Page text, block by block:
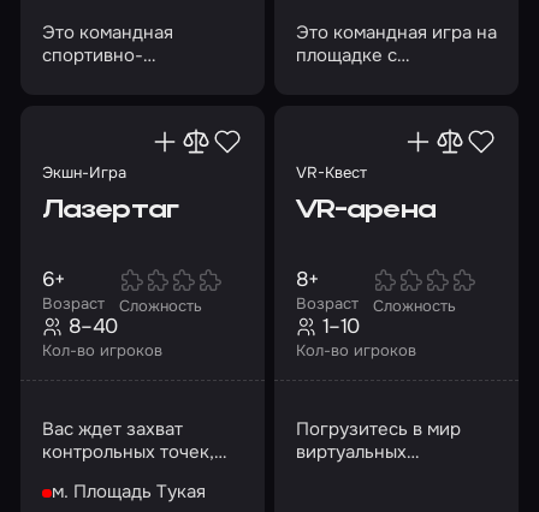
Это командная
спортивно-
Это командная игра на
площадке с
Экшн-Игра
Лазертаг
Возраст
6+
Сложность
Кол-во игроков
8–40
Вас ждет захват
контрольных точек,
обезвреживание
м. Площадь Тукая
VR-Квест
VR-арена
Возраст
8+
Сложность
Кол-во игроков
1–10
Погрузитесь в мир
виртуальных